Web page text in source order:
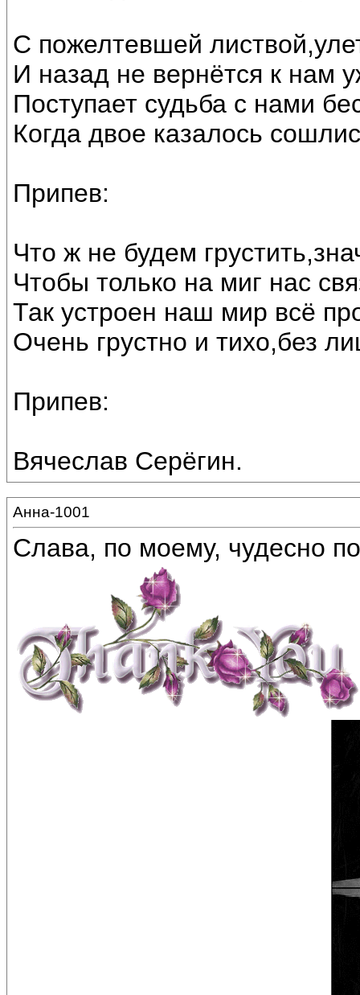
С пожелтевшей
И назад не вернётся к нам
Поступает судьба с нами
Когда двое казалось
Припев:
Что ж не будем
Чтобы только на миг нас
Так устроен наш мир всё
Очень грустно и тихо,без
Припев:
Вячеслав Серёгин.
Анна-1001
Слава, по моему, чудесно